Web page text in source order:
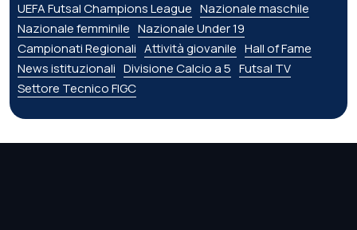
UEFA Futsal Champions League Nazionale maschile
Nazionale femminile Nazionale Under 19
Campionati Regionali Attività giovanile Hall of Fame
News istituzionali Divisione Calcio a 5 Futsal TV
Settore Tecnico FIGC